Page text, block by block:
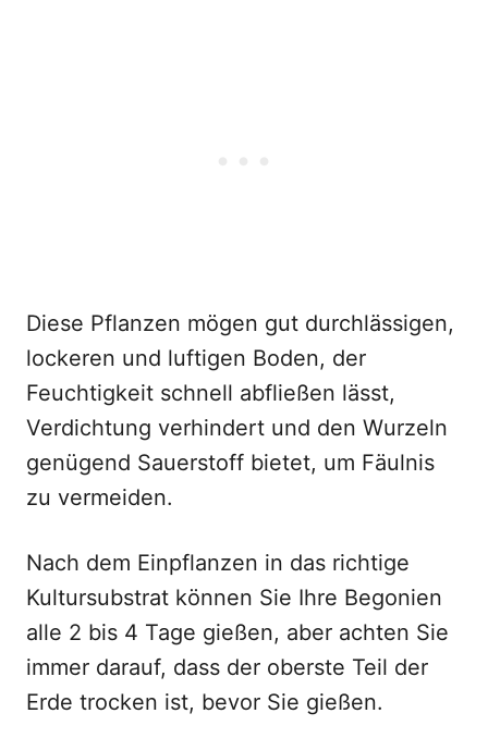
Diese Pflanzen mögen gut durchlässigen,
lockeren und luftigen Boden, der
Feuchtigkeit schnell abfließen lässt,
Verdichtung verhindert und den Wurzeln
genügend Sauerstoff bietet, um Fäulnis
zu vermeiden.
Nach dem Einpflanzen in das richtige
Kultursubstrat können Sie Ihre Begonien
alle 2 bis 4 Tage gießen, aber achten Sie
immer darauf, dass der oberste Teil der
Erde trocken ist, bevor Sie gießen.